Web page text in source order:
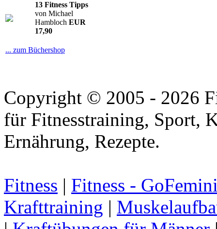
13 Fitness Tipps
von Michael
Hambloch EUR
17,90
... zum Büchershop
Copyright © 2005 - 2026
für Fitnesstraining, Sport,
Ernährung, Rezepte.
Fitness | Fitness -
Krafttraining |